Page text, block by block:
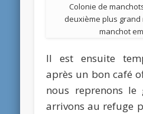
Colonie de
deuxième plus
manchot
Il est ensuite
après un bon café
nous reprenons
arrivons au refuge